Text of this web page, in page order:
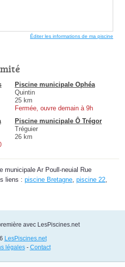
Éditer les informations de ma piscine
Piscine municipale Ophéa
Quintin
25 km
Fermée, ouvre demain à 9h
Piscine municipale Ô Trégor
Tréguier
26 km
municipale Ar Poull-neuial Rue
liens : piscine Bretagne piscine 22
avec LesPiscines.net
LesPiscines.net
légales- Contact